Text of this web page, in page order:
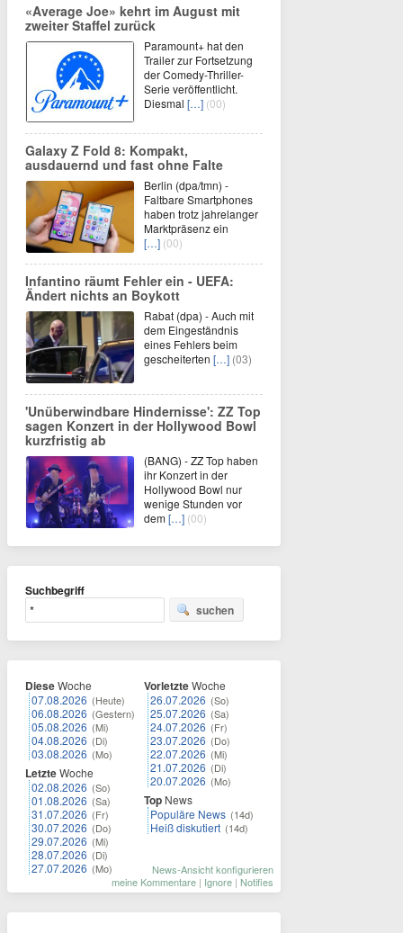
«Average Joe» kehrt im August mit
zweiter Staffel zurück
Paramount+ hat den
Trailer zur Fortsetzung
der Comedy-Thriller-
Serie veröffentlicht.
Diesmal […] (00)
Galaxy Z Fold 8: Kompakt,
ausdauernd und fast ohne Falte
Berlin (dpa/tmn) -
Faltbare Smartphones
haben trotz jahrelanger
Marktpräsenz ein
[…] (00)
Infantino räumt Fehler ein - UEFA:
Ändert nichts an Boykott
Rabat (dpa) - Auch mit
dem Eingeständnis
eines Fehlers beim
gescheiterten […] (03)
'Unüberwindbare Hindernisse': ZZ Top
sagen Konzert in der Hollywood Bowl
kurzfristig ab
(BANG) - ZZ Top haben
ihr Konzert in der
Hollywood Bowl nur
wenige Stunden vor
dem[…] (00)
Suchbegriff
suchen
DieseWoche
07.08.2026 (Heute)
06.08.2026 (Gestern)
05.08.2026 (Mi)
04.08.2026 (Di)
03.08.2026 (Mo)
LetzteWoche
02.08.2026 (So)
01.08.2026 (Sa)
31.07.2026 (Fr)
30.07.2026 (Do)
29.07.2026 (Mi)
28.07.2026 (Di)
27.07.2026 (Mo)
VorletzteWoche
26.07.2026 (So)
25.07.2026 (Sa)
24.07.2026 (Fr)
23.07.2026 (Do)
22.07.2026 (Mi)
21.07.2026 (Di)
20.07.2026 (Mo)
Top News
Populäre News (14d)
Heiß diskutiert (14d)
News-Ansicht konfigurieren
meine Kommentare | Ignore | Notifies